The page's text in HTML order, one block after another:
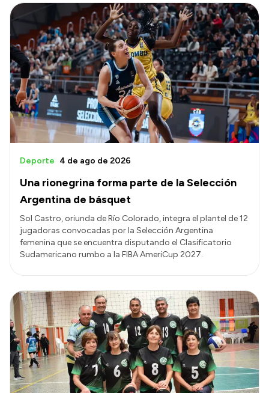
Una rionegrina forma parte de la Selección
Argentina de básquet
Deporte 4 de ago de 2026
Sol Castro, oriunda de Río Colorado, integra el plantel de 12
jugadoras convocadas por la Selección Argentina
femenina que se encuentra disputando el Clasificatorio
Sudamericano rumbo a la FIBA AmeriCup 2027.